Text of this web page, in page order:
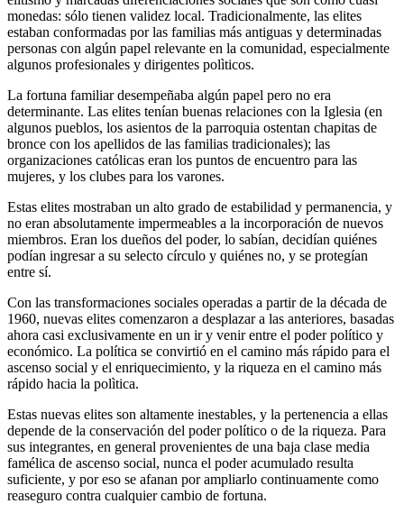
monedas: sólo tienen validez local. Tradicionalmente, las elites
estaban conformadas por las familias más antiguas y determinadas
personas con algún papel relevante en la comunidad, especialmente
algunos profesionales y dirigentes polìticos.
La fortuna familiar desempeñaba algún papel pero no era
determinante. Las elites tenían buenas relaciones con la Iglesia (en
algunos pueblos, los asientos de la parroquia ostentan chapitas de
bronce con los apellidos de las familias tradicionales); las
organizaciones católicas eran los puntos de encuentro para las
mujeres, y los clubes para los varones.
Estas elites mostraban un alto grado de estabilidad y permanencia, y
no eran absolutamente impermeables a la incorporación de nuevos
miembros. Eran los dueños del poder, lo sabían, decidían quiénes
podían ingresar a su selecto círculo y quiénes no, y se protegían
entre sí.
Con las transformaciones sociales operadas a partir de la década de
1960, nuevas elites comenzaron a desplazar a las anteriores, basadas
ahora casi exclusivamente en un ir y venir entre el poder político y
económico. La política se convirtió en el camino más rápido para el
ascenso social y el enriquecimiento, y la riqueza en el camino más
rápido hacia la polìtica.
Estas nuevas elites son altamente inestables, y la pertenencia a ellas
depende de la conservación del poder político o de la riqueza. Para
sus integrantes, en general provenientes de una baja clase media
famélica de ascenso social, nunca el poder acumulado resulta
suficiente, y por eso se afanan por ampliarlo continuamente como
reaseguro contra cualquier cambio de fortuna.